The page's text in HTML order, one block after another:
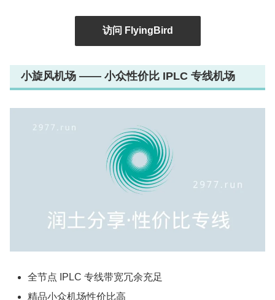
访问 FlyingBird
小旋风机场 —— 小众性价比 IPLC 专线机场
全节点 IPLC 专线带宽冗余充足
精品小众机场性价比高